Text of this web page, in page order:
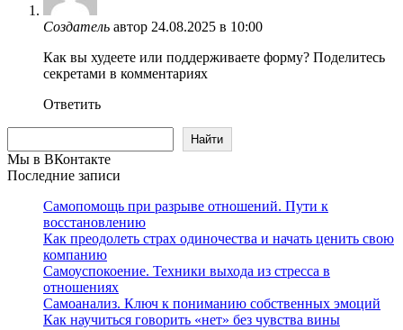
Создатель автор 24.08.2025 в 10:00
Как вы худеете или поддерживаете форму? Поделитесь
секретами в комментариях
Ответить
Найти
Мы в ВКонтакте
Последние записи
Самопомощь при разрыве отношений. Пути к
восстановлению
Как преодолеть страх одиночества и начать ценить свою
компанию
Самоуспокоение. Техники выхода из стресса в
отношениях
Самоанализ. Ключ к пониманию собственных эмоций
Как научиться говорить «нет» без чувства вины